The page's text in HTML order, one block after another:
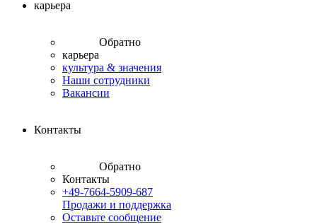
карьера
Обратно
карьера
культура & значения
Наши сотрудники
Вакансии
Контакты
Обратно
Контакты
+49-7664-5909-687
Продажи и поддержка
Оставьте сообщение